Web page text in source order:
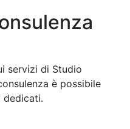
servizi di Studio
è possibile
dedicati.